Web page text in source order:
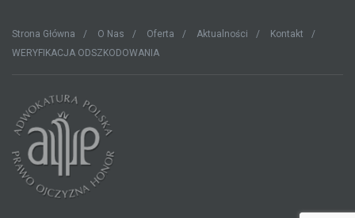
Strona Główna O Nas Oferta Aktualności
Kontakt
WERYFIKACJA ODSZKODOWANIA